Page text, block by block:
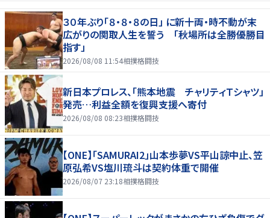
３０年ぶり「８・８・８の日」 に新十両・時不動が末
広がりの関取人生を誓う 「秋場所は全勝優勝目
指す」
2026/08/08 11:54相撲格闘技
新日本プロレス、「熊本地震 チャリティＴシャツ」
発売…利益全額を復興支援へ寄付
2026/08/08 08:23相撲格闘技
【ONE】「SAMURAI2」山本歩夢VS平山諒中止、笠
原弘希VS塩川琉斗は契約体重で開催
2026/08/07 23:18相撲格闘技